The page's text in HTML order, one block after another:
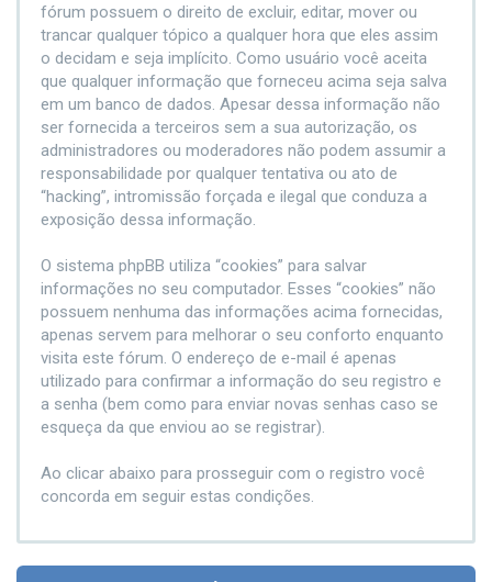
fórum possuem o direito de excluir, editar, mover ou
trancar qualquer tópico a qualquer hora que eles assim
o decidam e seja implícito. Como usuário você aceita
que qualquer informação que forneceu acima seja salva
em um banco de dados. Apesar dessa informação não
ser fornecida a terceiros sem a sua autorização, os
administradores ou moderadores não podem assumir a
responsabilidade por qualquer tentativa ou ato de
“hacking”, intromissão forçada e ilegal que conduza a
exposição dessa informação.
O sistema phpBB utiliza “cookies” para salvar
informações no seu computador. Esses “cookies” não
possuem nenhuma das informações acima fornecidas,
apenas servem para melhorar o seu conforto enquanto
visita este fórum. O endereço de e-mail é apenas
utilizado para confirmar a informação do seu registro e
a senha (bem como para enviar novas senhas caso se
esqueça da que enviou ao se registrar).
Ao clicar abaixo para prosseguir com o registro você
concorda em seguir estas condições.